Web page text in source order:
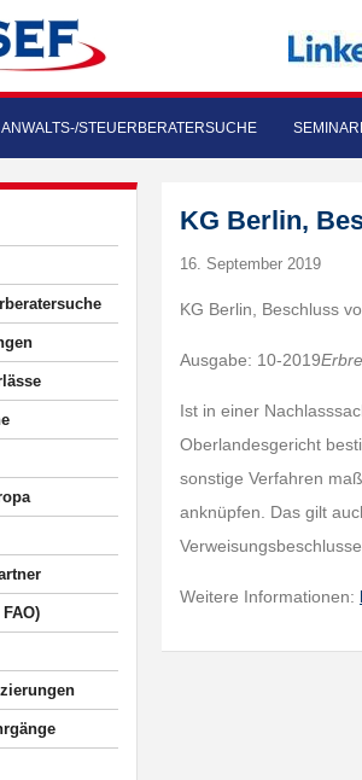
ANWALTS-/STEUERBERATERSUCHE
KG Berlin,
16. September 2019
KG Berlin, Beschluss
Ausgabe: 10-2019
Ist in einer
Oberlandesgericht
sonstige Verfahren
anknüpfen. Das gilt
Weitere Informationen: